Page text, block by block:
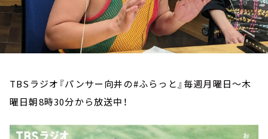
TBSラジオ『パンサー向井の#ふらっと』毎週月曜日～木
曜日朝8時30分から放送中！